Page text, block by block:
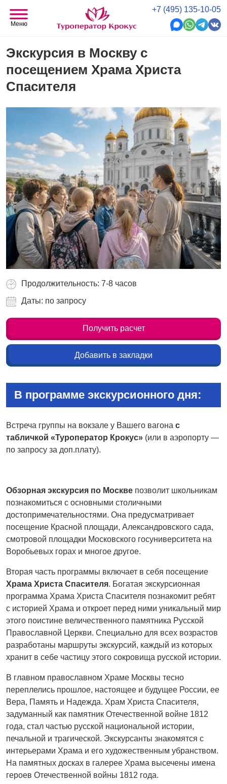
+7 (495) 135-10-05
Меню
Экскурсия в Москву с
посещением Храма Христа
Спасителя
Продолжительность: 7-8 часов
Даты: по запросу
Получить расчет
Добавить в закладки
В программе экскурсионного дня:
Встреча группы на вокзале у Вашего вагона с
табличкой «Туроператор Крокус» (или в аэропорту —
по запросу за доп.плату).
Обзорная экскурсия по Москве позволит школьникам
познакомиться с основными столичными
достопримечательностями. Она предусматривает
посещение Красной площади, Александровского сада,
смотровой площадки Московского госуниверситета на
Воробьевых горах и многое другое.
Вторая часть программы включает в себя посещение
Храма Христа Спасителя. Богатая экскурсионная
программа Храма Христа Спасителя познакомит ребят
с историей Храма и откроет перед ними уникальный мир
этого поистине величественного памятника Русской
Православной Церкви. Специально для всех возрастов
разработаны маршруты экскурсий, каждый из которых
хранит в себе частицу этого сокровища русской истории.
В главном православном Храме Москвы тесно
переплелись прошлое, настоящее и будущее России, ее
Вера, Память и Надежда. Храм Христа Спасителя,
задуманный как памятник Отечественной войне 1812
года, стал частью русской национальной истории,
печальной и трагической. Экскурсанты знакомятся с
интерьерами Храма и его художественным убранством.
На памятных досках в галерее Храма высечены имена
героев Отечественной войны 1812 года.